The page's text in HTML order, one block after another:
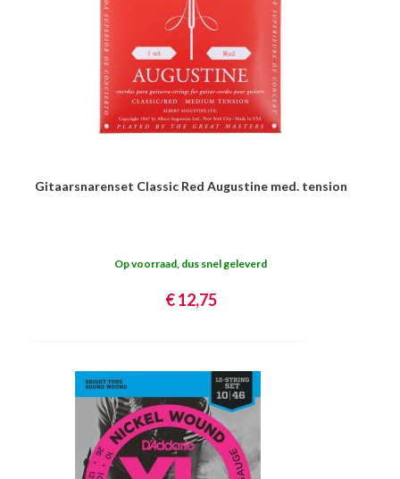
Gitaarsnarenset Classic Red Augustine med. tension
Op voorraad, dus snel geleverd
€ 12,75